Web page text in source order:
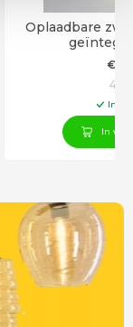
Oplaadbare
€
In
In